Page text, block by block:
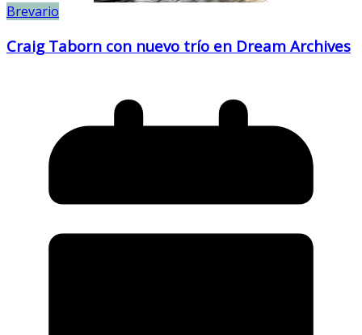
Brevario
Craig Taborn con nuevo trío en Dream Archives